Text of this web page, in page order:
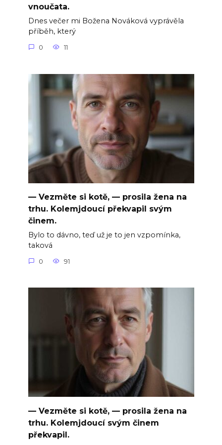
vnoučata.
Dnes večer mi Božena Nováková vyprávěla
příběh, který
0 11
— Vezměte si kotě, — prosila žena na
trhu. Kolemjdoucí překvapil svým
činem.
Bylo to dávno, teď už je to jen vzpomínka,
taková
0 91
— Vezměte si kotě, — prosila žena na
trhu. Kolemjdoucí svým činem
překvapil.